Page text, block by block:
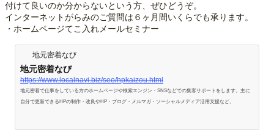
付けて良いのか分からないという方、ぜひどうぞ。
インターネットがらみのご質問は６ヶ月間いくらでも承ります。
・ホームページてこ入れメールセミナー
地元密着なび
地元密着なび
https://www.localnavi.biz/seo/hpkaizou.html
地元密着で仕事をしている方のホームページや検索エンジン・SNSなどでの集客サポートをします。主に
自分で更新できるHPの制作・改良やHP・ブログ・メルマガ・ソーシャルメディア活用支援など。